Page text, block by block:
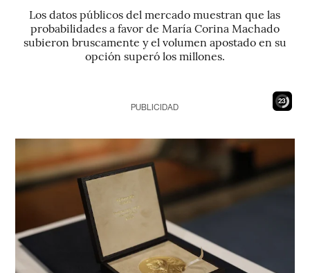
Los datos públicos del mercado muestran que las
probabilidades a favor de María Corina Machado
subieron bruscamente y el volumen apostado en su
opción superó los millones.
22
PUBLICIDAD